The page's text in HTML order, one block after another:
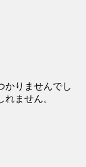
かりませんでし
ません。